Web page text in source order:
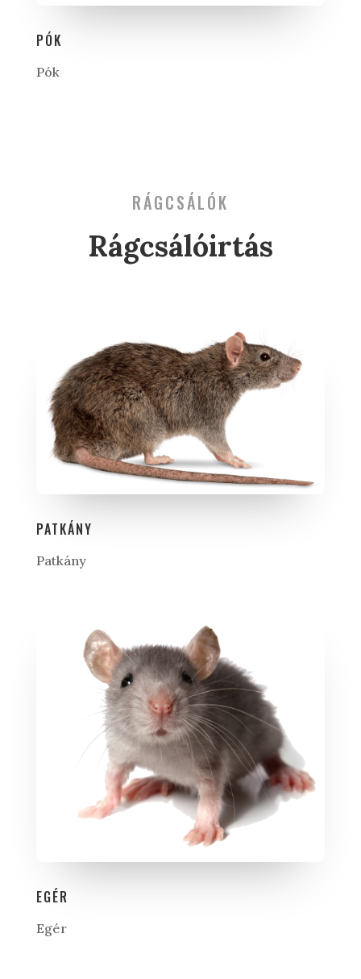
PÓK
Pók
RÁGCSÁLÓK
Rágcsálóirtás
PATKÁNY
Patkány
EGÉR
Egér